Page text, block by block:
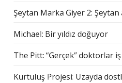
Şeytan Marka Giyer 2:
Michael: Bir yıldız doğuyor
The Pitt: “Gerçek” doktorlar iş
Kurtuluş Projesi: Uzayda